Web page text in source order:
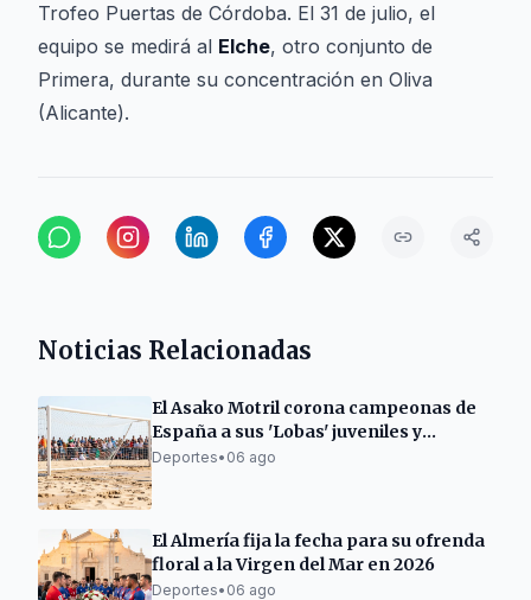
Trofeo Puertas de Córdoba. El 31 de julio, el
equipo se medirá al Elche, otro conjunto de
Primera, durante su concentración en Oliva
(Alicante).
Noticias Relacionadas
El Asako Motril corona campeonas de
España a sus 'Lobas' juveniles y
subcampeonas infantiles
Deportes• 06 ago
El Almería fija la fecha para su ofrenda
floral a la Virgen del Mar en 2026
Deportes• 06 ago